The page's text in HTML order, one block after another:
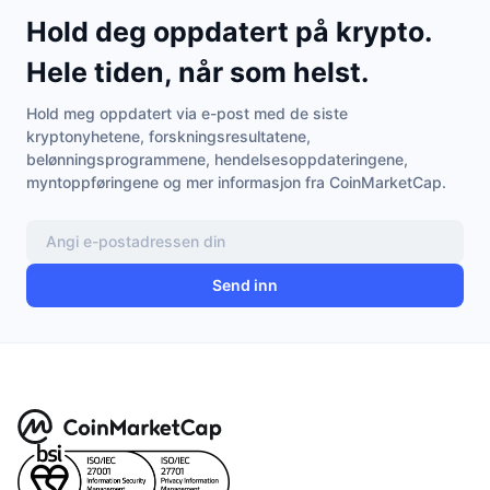
Hold deg oppdatert på krypto.
Hele tiden, når som helst.
Hold meg oppdatert via e-post med de siste
kryptonyhetene, forskningsresultatene,
belønningsprogrammene, hendelsesoppdateringene,
myntoppføringene og mer informasjon fra CoinMarketCap.
Send inn